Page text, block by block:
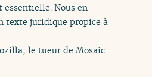
essentielle. Nous en
texte juridique propice à
le tueur de Mosaic.